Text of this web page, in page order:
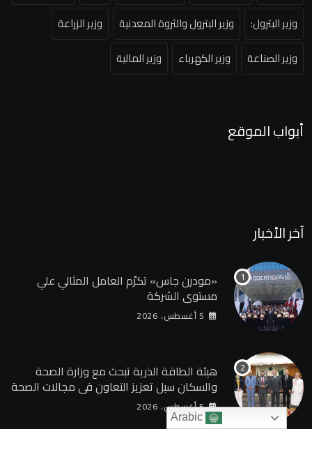
وزير البترول:
وزير البترول والثروة المعدنية
وزير الزراعة
وزير الصناعة
وزير الكهرباء وزير المالية
أبواب الموقع
آخر الأخبار
«مودرن جاس» تكرّم العامل المثالي علي
مستوي الشركة
5 أغسطس، 2026
هيئة الطاقة الذرية تبحث مع وزارة الصحة
والسكان سبل تعزيز التعاون في مجالات الصحة
والعلاج الإشعاعي
5 أغسطس، 2026